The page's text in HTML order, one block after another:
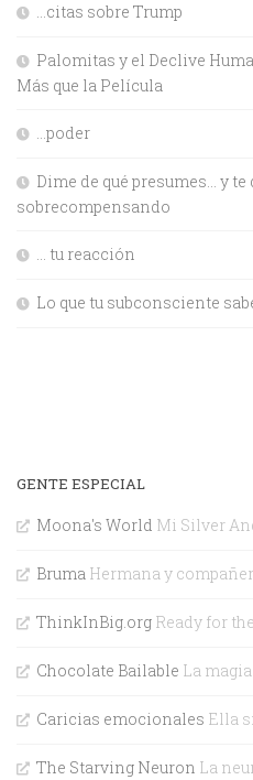
…citas sobre Trump
Palomitas y el Declive
Más que la Película
…poder
Dime de qué presumes… y te
sobrecompensando
… tu reacción
Lo que tu subconsciente
GENTE ESPECIAL
Moona's World Mi Silver
Bruma Hermana y
ThinkInBig.org Ready for
Chocolate Bailable La
Caricias emocionales Ella
The Starving Neuron La